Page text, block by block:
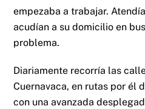
empezaba a trabajar.
acudían a su domicilio en
problema.
Diariamente recorría las
Cuernavaca, en rutas por él
con una avanzada